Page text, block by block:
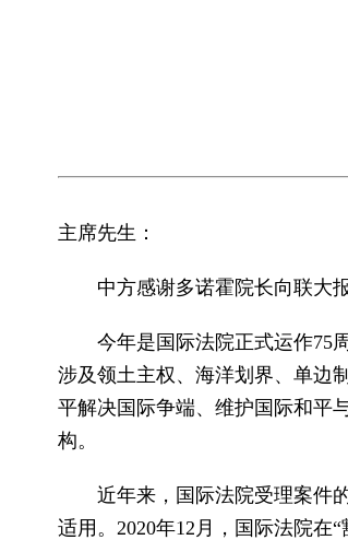
主席先生：
中方感谢多诺霍院长向联大
今年是国际法院正式运作75
涉及领土主权、海洋划界、单边
平解决国际争端、维护国际和平
构。
近年来，国际法院受理案件
适用。2020年12月，国际法院在